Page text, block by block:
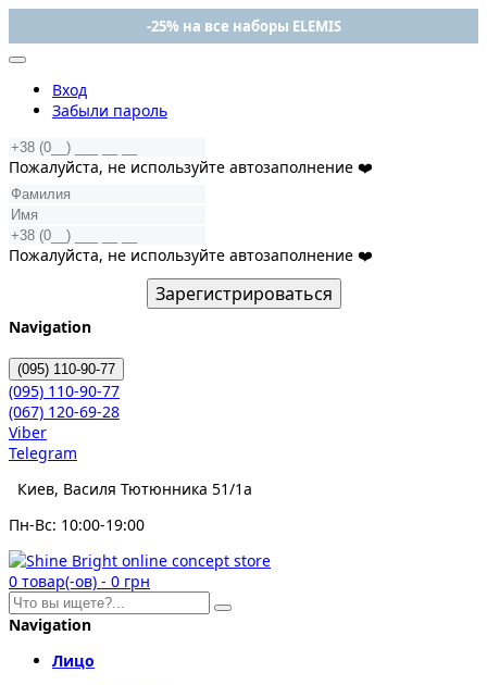
-25% на все наборы ELEMIS
Вход
Забыли пароль
Пожалуйста, не используйте автозаполнение ❤️
Пожалуйста, не используйте автозаполнение ❤️
Зарегистрироваться
Navigation
(095) 110-90-77
(095) 110-90-77
(067) 120-69-28
Viber
Telegram
Киев, Василя Тютюнника 51/1а
Пн-Вс: 10:00-19:00
0 товар(-ов) - 0 грн
Navigation
Лицо